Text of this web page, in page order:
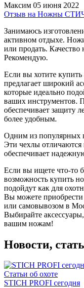
Максим 05 июня 2022
Отзыв на Ножны
Занимаюсь
активном отдыхе.
или продать.
Рекомендую.
Если вы хотите
предлагает широкий
которые идеально
ваших инструментов.
обеспечивает защиту
более удобным.
Одним из популярных
Эти чехлы отличаются
обеспечивает
Если вы ищете что-то
возможность купить
подойдут как для
Вы можете приобрести
или самовывозом в
Выбирайте
вашим ножам!
Новости,
Статьи об охоте
STICH PROFI сегодня